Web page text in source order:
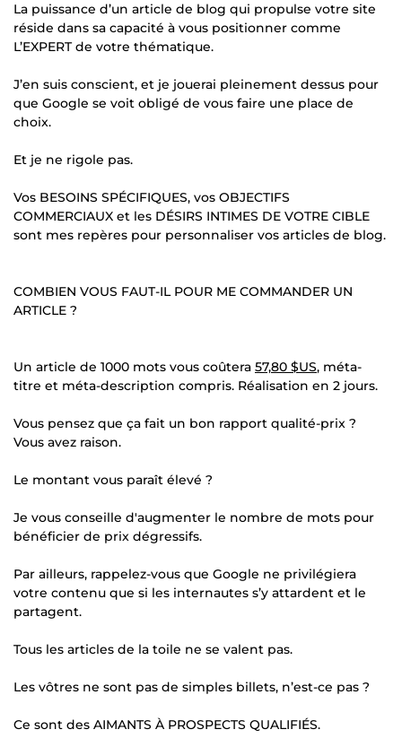
La puissance d’un article de blog qui propulse votre site
réside dans sa capacité à vous positionner comme
L’EXPERT de votre thématique.
J’en suis conscient, et je jouerai pleinement dessus pour
que Google se voit obligé de vous faire une place de
choix.
Et je ne rigole pas.
Vos BESOINS SPÉCIFIQUES, vos OBJECTIFS
COMMERCIAUX et les DÉSIRS INTIMES DE VOTRE CIBLE
sont mes repères pour personnaliser vos articles de blog.
COMBIEN VOUS FAUT-IL POUR ME COMMANDER UN
ARTICLE ?
Un article de 1000 mots vous coûtera 57,80 $US, méta-
titre et méta-description compris. Réalisation en 2 jours.
Vous pensez que ça fait un bon rapport qualité-prix ?
Vous avez raison.
Le montant vous paraît élevé ?
Je vous conseille d'augmenter le nombre de mots pour
bénéficier de prix dégressifs.
Par ailleurs, rappelez-vous que Google ne privilégiera
votre contenu que si les internautes s’y attardent et le
partagent.
Tous les articles de la toile ne se valent pas.
Les vôtres ne sont pas de simples billets, n’est-ce pas ?
Ce sont des AIMANTS À PROSPECTS QUALIFIÉS.